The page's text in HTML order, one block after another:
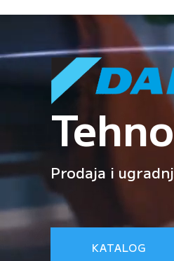
Prodaja i
KATALOG